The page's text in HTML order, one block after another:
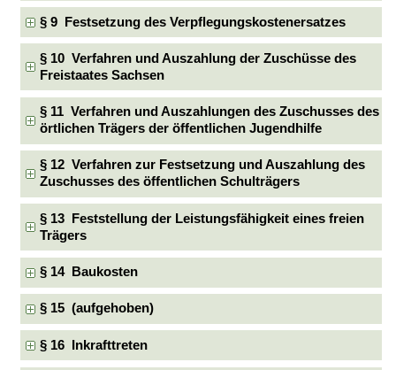
§ 9 Festsetzung des Verpflegungskostenersatzes
§ 10 Verfahren und Auszahlung der Zuschüsse des
Freistaates Sachsen
§ 11 Verfahren und Auszahlungen des Zuschusses des
örtlichen Trägers der öffentlichen Jugendhilfe
§ 12 Verfahren zur Festsetzung und Auszahlung des
Zuschusses des öffentlichen Schulträgers
§ 13 Feststellung der Leistungsfähigkeit eines freien
Trägers
§ 14 Baukosten
§ 15 (aufgehoben)
§ 16 Inkrafttreten